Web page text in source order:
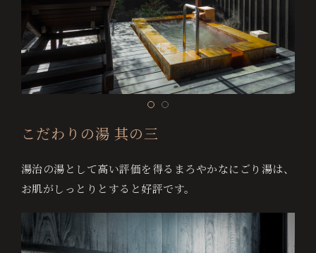
か
ら
予
約
す
予
約
認
こだわりの湯 其の三
湯治の湯として高い評価を得るまろやかなにごり湯は、
お肌がしっとりとすると好評です。